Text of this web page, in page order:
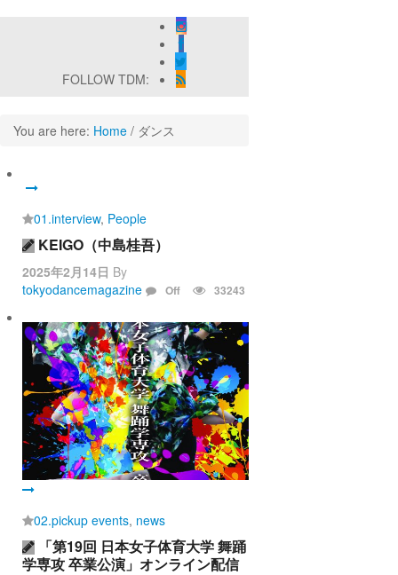
FOLLOW TDM:
You are here: Home / ダンス
01.interview, People
KEIGO（中島桂吾）
2025年2月14日 By
tokyodancemagazine
Off 33243
02.pickup events, news
「第19回 日本女子体育大学 舞踊
学専攻 卒業公演」オンライン配信